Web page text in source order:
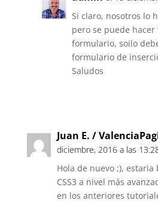
Si claro, nosotros lo
pero se puede
formulario, soilo
formulario de
Saludos
Juan E. /
diciembre, 2016 a las
Hola de nuevo ;), estaria
CSS3 a nivel más
en los anteriores